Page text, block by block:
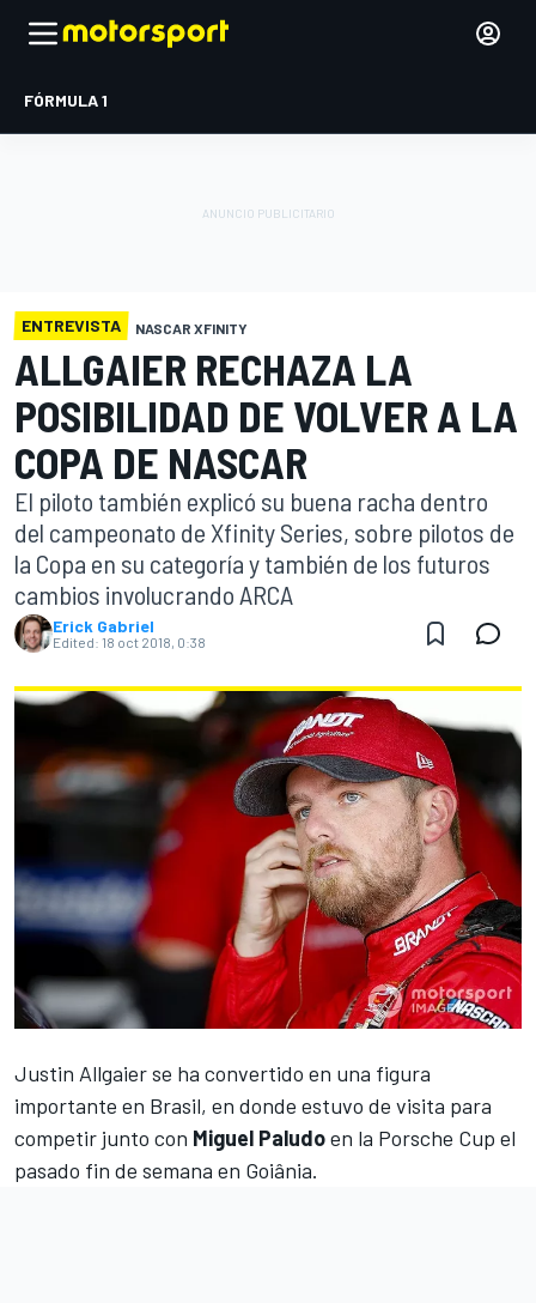
FÓRMULA 1
ENTREVISTA NASCAR XFINITY
ALLGAIER RECHAZA LA
POSIBILIDAD DE VOLVER A LA
COPA DE NASCAR
El piloto también explicó su buena racha dentro
del campeonato de Xfinity Series, sobre pilotos de
la Copa en su categoría y también de los futuros
cambios involucrando ARCA
Erick Gabriel
Edited: 18 oct 2018, 0:38
Justin Allgaierse ha convertido en una figura
importante en Brasil, en donde estuvo de visita para
competir junto con Miguel Paludoen la Porsche Cup el
pasado fin de semana en Goiânia.